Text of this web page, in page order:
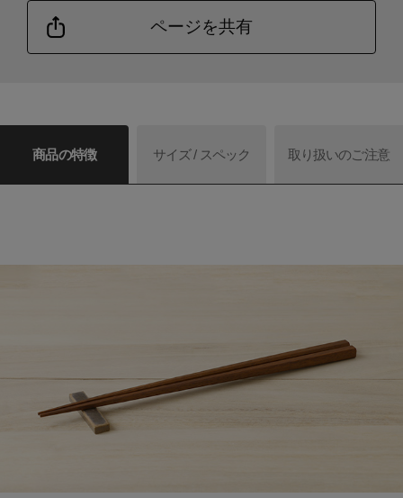
ページを共有
商品の特徴 サイズ / スペック 取り扱いのご注意